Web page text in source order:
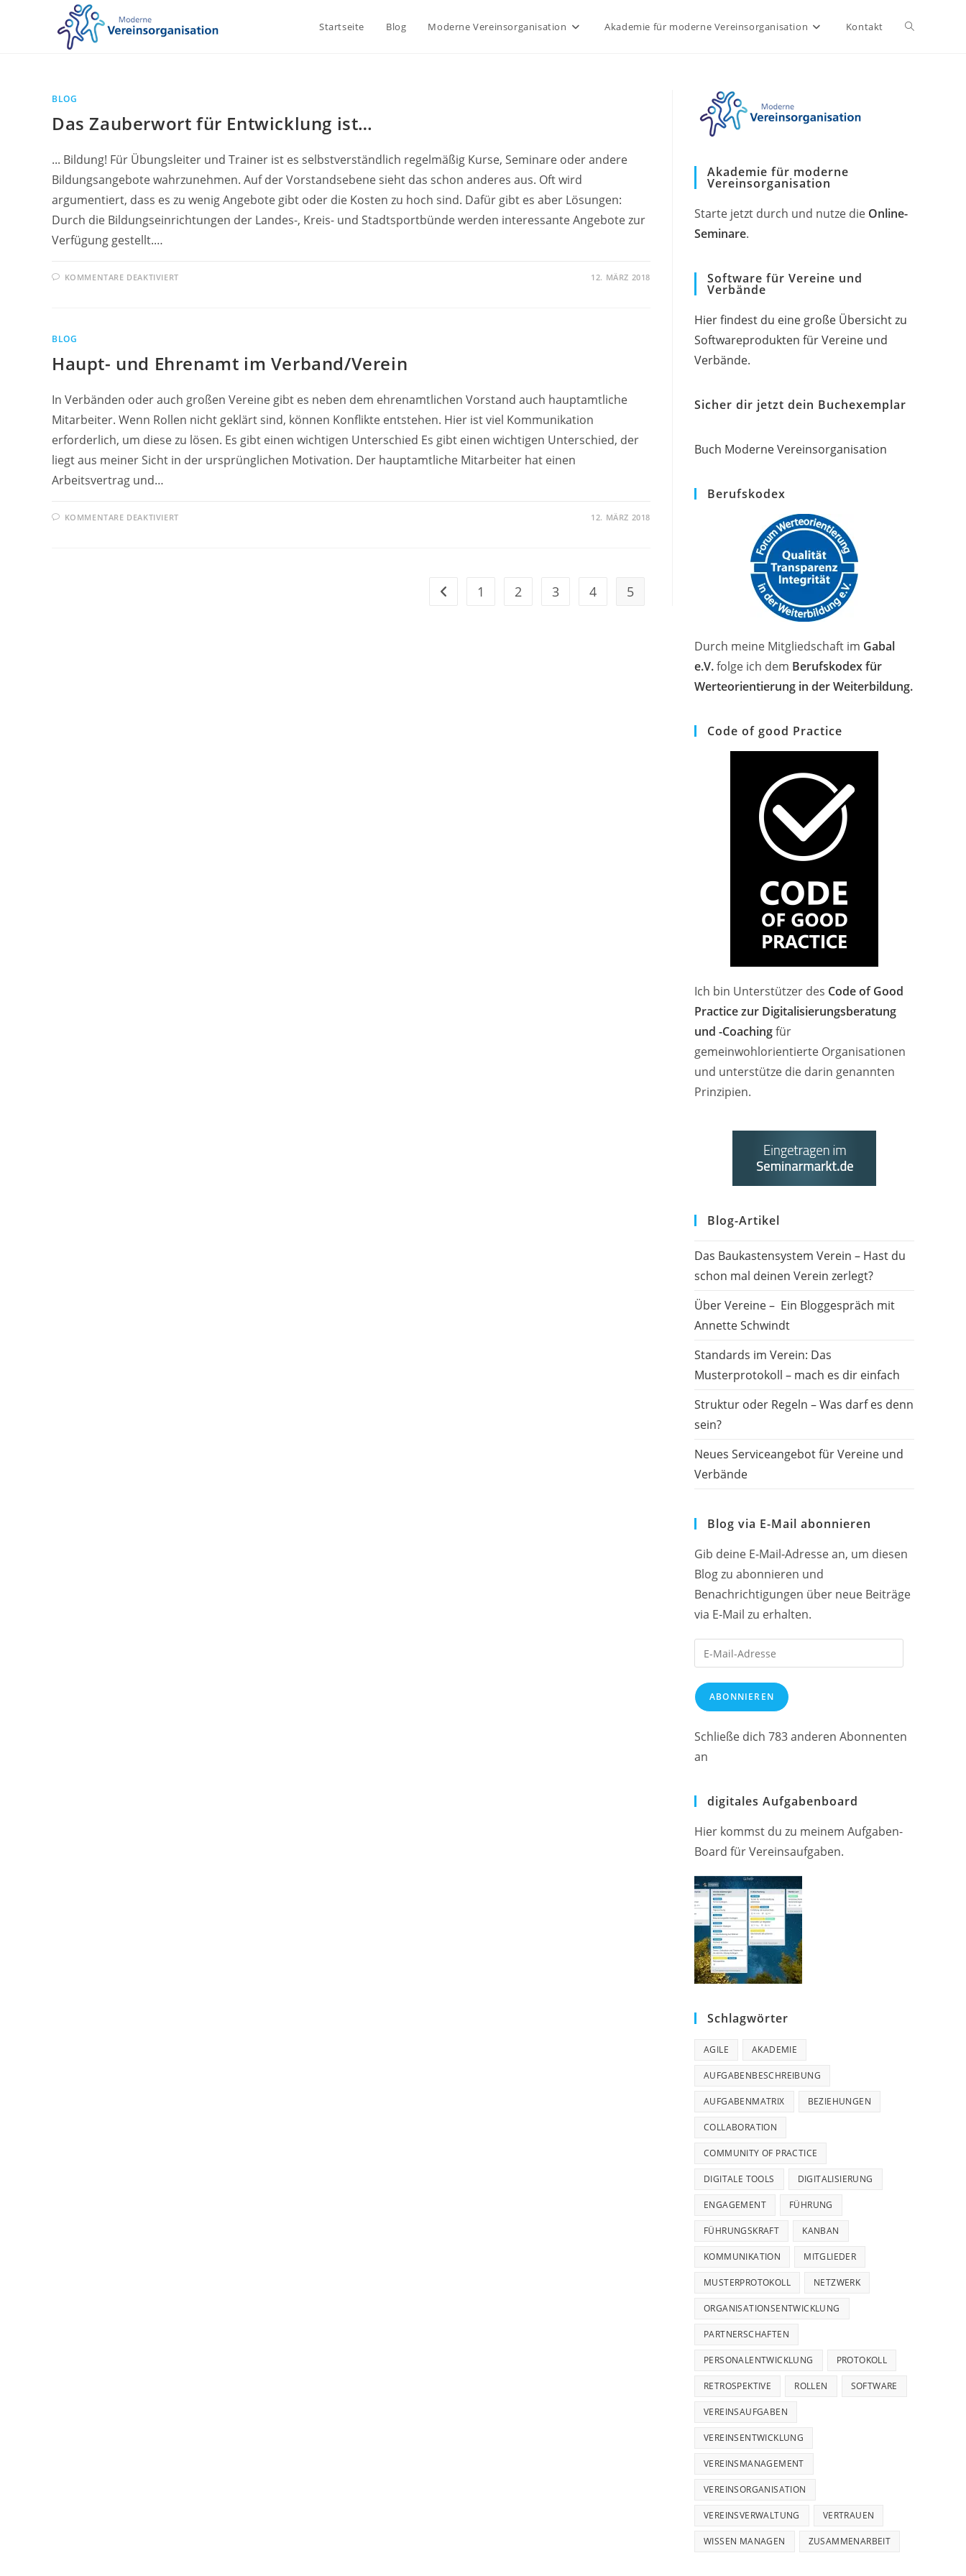
Startseite Blog Moderne Vereinsorganisation Akademie für moderne Vereinsorganisation Kontakt Website-
BLOG
Das Zauberwort für Entwicklung ist…
... Bildung! Für Übungsleiter und Trainer ist es selbstverständlich regelmäßig Kurse, Seminare oder andere
Bildungsangebote wahrzunehmen. Auf der Vorstandsebene sieht das schon anderes aus. Oft wird
argumentiert, dass es zu wenig Angebote gibt oder die Kosten zu hoch sind. Dafür gibt es aber Lösungen:
Durch die Bildungseinrichtungen der Landes-, Kreis- und Stadtsportbünde werden interessante Angebote zur
Verfügung gestellt.…
KOMMENTARE DEAKTIVIERTFÜR 12. MÄRZ 2018
BLOG
Haupt- und Ehrenamt im Verband/Verein
In Verbänden oder auch großen Vereine gibt es neben dem ehrenamtlichen Vorstand auch hauptamtliche
Mitarbeiter. Wenn Rollen nicht geklärt sind, können Konflikte entstehen. Hier ist viel Kommunikation
erforderlich, um diese zu lösen. Es gibt einen wichtigen Unterschied Es gibt einen wichtigen Unterschied, der
liegt aus meiner Sicht in der ursprünglichen Motivation. Der hauptamtliche Mitarbeiter hat einen
Arbeitsvertrag und…
KOMMENTARE DEAKTIVIERTFÜR 12. MÄRZ 2018
Zur vorherigen Seite
1 2 3 4 5
Akademie für moderne
Vereinsorganisation
Starte jetzt durch und nutze die Online-
Seminare.
Software für Vereine und
Verbände
Hier findest du eine große Übersicht zu
Softwareprodukten für Vereine und
Verbände.
Sicher dir jetzt dein Buchexemplar
Buch Moderne Vereinsorganisation
Berufskodex
Durch meine Mitgliedschaft im Gabal
e.V.folge ich dem Berufskodex für
Werteorientierung in der Weiterbildung.
Code of good Practice
Ich bin Unterstützer des Code of Good
Practice zur Digitalisierungsberatung
und -Coachingfür
gemeinwohlorientierte Organisationen
und unterstütze die darin genannten
Prinzipien.
Blog-Artikel
Das Baukastensystem Verein – Hast du
schon mal deinen Verein zerlegt?
Über Vereine – Ein Bloggespräch mit
Annette Schwindt
Standards im Verein: Das
Musterprotokoll – mach es dir einfach
Struktur oder Regeln – Was darf es denn
sein?
Neues Serviceangebot für Vereine und
Verbände
Blog via E-Mail abonnieren
Gib deine E-Mail-Adresse an, um diesen
Blog zu abonnieren und
Benachrichtigungen über neue Beiträge
via E-Mail zu erhalten.
Mail-
Adresse
ABONNIEREN
Schließe dich 783 anderen Abonnenten
an
digitales Aufgabenboard
Hier kommst du zu meinem Aufgaben-
Board für Vereinsaufgaben.
Schlagwörter
AGILE AKADEMIE
AUFGABENBESCHREIBUNG
AUFGABENMATRIX BEZIEHUNGEN
COLLABORATION
COMMUNITY OF PRACTICE
DIGITALE TOOLS DIGITALISIERUNG
ENGAGEMENT FÜHRUNG
FÜHRUNGSKRAFT KANBAN
KOMMUNIKATION MITGLIEDER
MUSTERPROTOKOLL NETZWERK
ORGANISATIONSENTWICKLUNG
PARTNERSCHAFTEN
PERSONALENTWICKLUNG PROTOKOLL
RETROSPEKTIVE ROLLEN SOFTWARE
VEREINSAUFGABEN
VEREINSENTWICKLUNG
VEREINSMANAGEMENT
VEREINSORGANISATION
VEREINSVERWALTUNG VERTRAUEN
WISSEN MANAGEN ZUSAMMENARBEIT